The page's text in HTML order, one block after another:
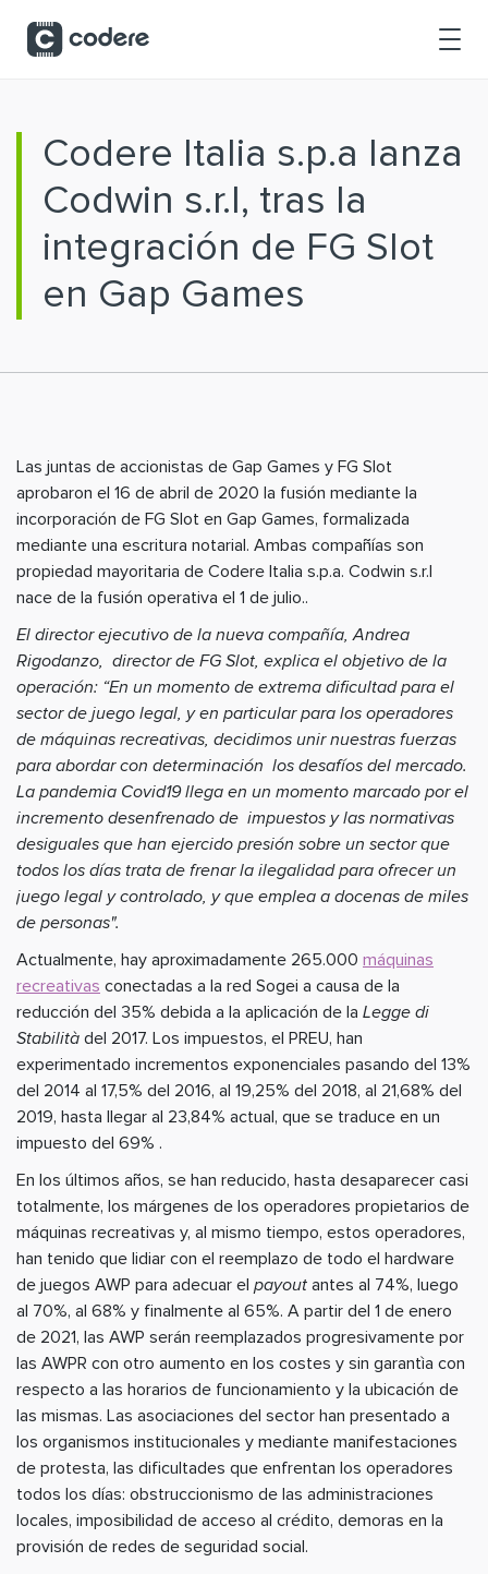
Codere Italia s.p.a lanza
Codwin s.r.l, tras la
integración de FG Slot
en Gap Games
Las juntas de accionistas de Gap Games y FG Slot
aprobaron el 16 de abril de 2020 la fusión mediante la
incorporación de FG Slot en Gap Games, formalizada
mediante una escritura notarial. Ambas compañías son
propiedad mayoritaria de Codere Italia s.p.a. Codwin s.r.l
nace de la fusión operativa el 1 de julio..
El director ejecutivo de la nueva compañía, Andrea
Rigodanzo, director de FG Slot, explica el objetivo de la
operación: “En un momento de extrema dificultad para el
sector de juego legal, y en particular para los operadores
de máquinas recreativas, decidimos unir nuestras fuerzas
para abordar con determinación los desafíos del mercado.
La pandemia Covid19 llega en un momento marcado por el
incremento desenfrenado de impuestos y las normativas
desiguales que han ejercido presión sobre un sector que
todos los días trata de frenar la ilegalidad para ofrecer un
juego legal y controlado, y que emplea a docenas de miles
de personas".
Actualmente, hay aproximadamente 265.000 máquinas
recreativas conectadas a la red Sogei a causa de la
reducción del 35% debida a la aplicación de la Legge di
Stabilità del 2017. Los impuestos, el PREU, han
experimentado incrementos exponenciales pasando del 13%
del 2014 al 17,5% del 2016, al 19,25% del 2018, al 21,68% del
2019, hasta llegar al 23,84% actual, que se traduce en un
impuesto del 69% .
En los últimos años, se han reducido, hasta desaparecer casi
totalmente, los márgenes de los operadores propietarios de
máquinas recreativas y, al mismo tiempo, estos operadores,
han tenido que lidiar con el reemplazo de todo el hardware
de juegos AWP para adecuar el payout antes al 74%, luego
al 70%, al 68% y finalmente al 65%. A partir del 1 de enero
de 2021, las AWP serán reemplazados progresivamente por
las AWPR con otro aumento en los costes y sin garantìa con
respecto a las horarios de funcionamiento y la ubicación de
las mismas. Las asociaciones del sector han presentado a
los organismos institucionales y mediante manifestaciones
de protesta, las dificultades que enfrentan los operadores
todos los días: obstruccionismo de las administraciones
locales, imposibilidad de acceso al crédito, demoras en la
provisión de redes de seguridad social.